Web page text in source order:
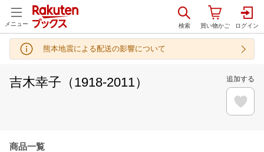
メニュー
熊本地震による配送の影響について
吉木幸子（1918-2011） 追加する
商品一覧